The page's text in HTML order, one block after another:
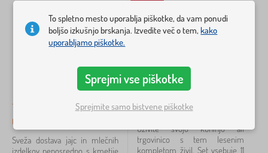
2 €54 €
Iskanje znotraj filtra
Razpoložljivost
Tidlo Lesen zaboj z
mlečnimi izdelki in jajci
Sveža dostava jajc in mlečnih
Bigjigs Toys Set trajnih živil
Oživite svojo kuhinjo ali
trgovinico s tem lesenim
kompletom živil. Set vsebuje 11
To spletno mesto uporablja piškotke, da vam ponudi
boljšo izkušnjo brskanja. Izvedite več o tem,kako
uporabljamo piškotke.
Sprejmi vse piškotke
Sprejmite samo bistvene piškotke